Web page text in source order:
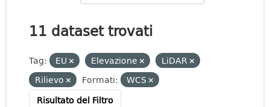
11 dataset trovati
Tag: EU Elevazione
LiDAR
Rilievo
Formati:
WCS
Risultato del Filtro